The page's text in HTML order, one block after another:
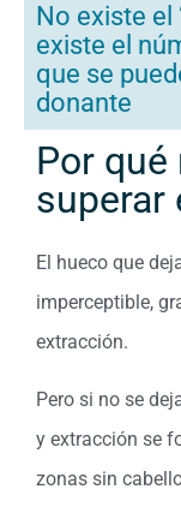
No existe el
existe el
que se
donante
Por
superar
El hueco que
imperceptible,
extracción.
Pero si no se
y extracción se
zonas sin